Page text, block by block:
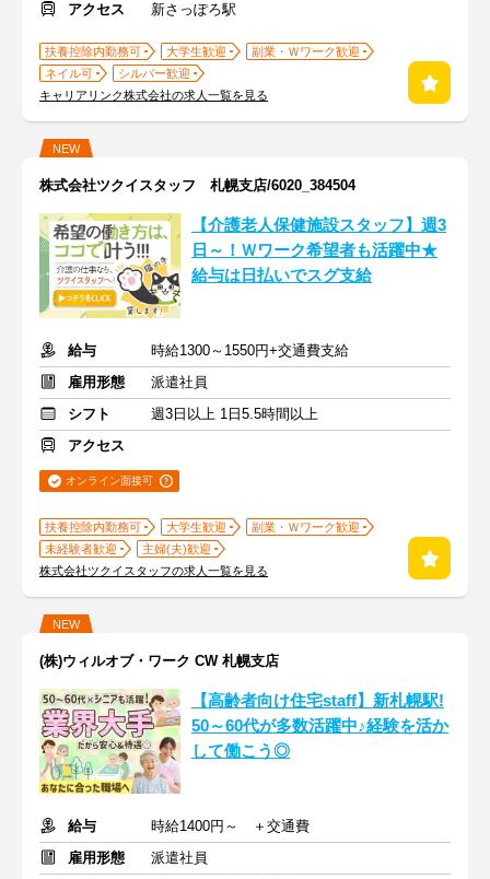
アクセス
新さっぽろ駅
扶養控除内勤務可 大学生歓迎
副業・Ｗワーク歓迎
ネイル可
シルバー歓迎
キャリアリンク株式会社の求人一覧を見る
NEW
株式会社ツクイスタッフ 札幌支店/6020_384504
【介護老人保健施設スタッフ】週3
日～！Ｗワーク希望者も活躍中★
給与は日払いでスグ支給
給与
時給1300～1550円+交通費支給
雇用形態
派遣社員
シフト
週3日以上 1日5.5時間以上
アクセス
オンライン面接可
扶養控除内勤務可 大学生歓迎
副業・Ｗワーク歓迎
未経験者歓迎
主婦(夫)歓迎
株式会社ツクイスタッフの求人一覧を見る
NEW
(株)ウィルオブ・ワーク CW 札幌支店
【高齢者向け住宅staff】新札幌駅!
50～60代が多数活躍中♪経験を活か
して働こう◎
給与
時給1400円～ ＋交通費
雇用形態
派遣社員